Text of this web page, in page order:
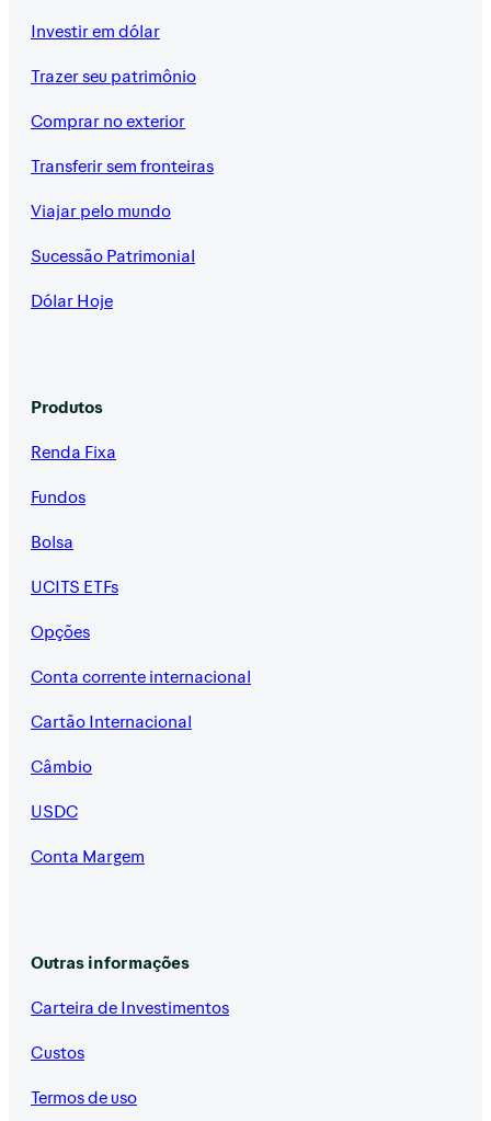
Investir em dólar
Trazer seu patrimônio
Comprar no exterior
Transferir sem fronteiras
Viajar pelo mundo
Sucessão Patrimonial
Dólar Hoje
Produtos
Renda Fixa
Fundos
Bolsa
UCITS ETFs
Opções
Conta corrente internacional
Cartão Internacional
Câmbio
USDC
Conta Margem
Outras informações
Carteira de Investimentos
Custos
Termos de uso